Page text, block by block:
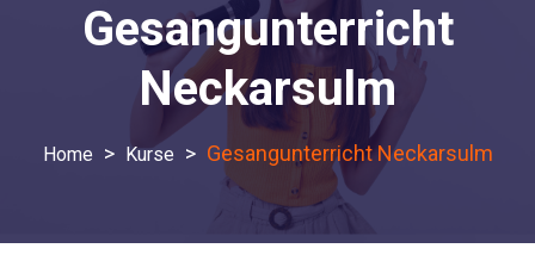
Gesangunterricht
Neckarsulm
> Kurse > Gesangunterricht Neckarsulm